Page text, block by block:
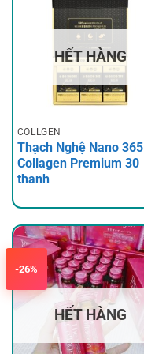
HẾT HÀNG
COLLGEN
Thạch Nghệ Nano 365
Collagen Premium 30
thanh
-26%
HẾT HÀNG